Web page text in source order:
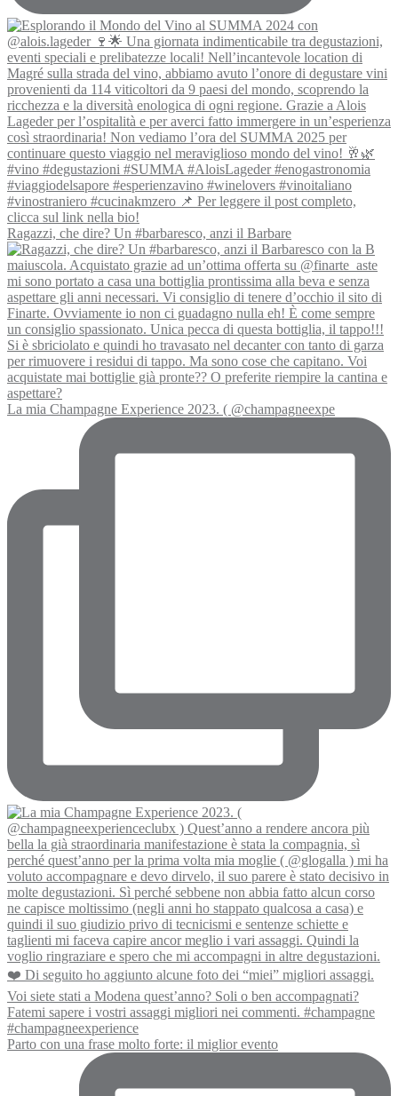
Ragazzi, che dire? Un #barbaresco, anzi il Barbare
La mia Champagne Experience 2023. ( @champagneexpe
Parto con una frase molto forte: il miglior evento